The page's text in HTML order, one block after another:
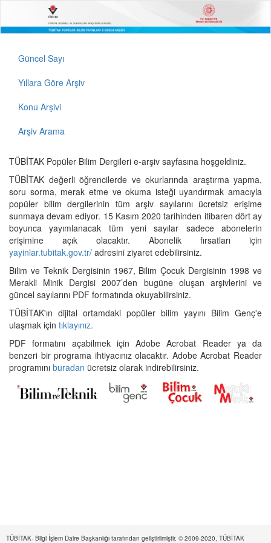
Güncel Sayı
Yıllara Göre Arşiv
Konu Arşivi
Arşiv Arama
TÜBİTAK Popüler Bilim Dergileri e-arşiv sayfasına hoşgeldiniz.
TÜBİTAK değerli öğrencilerde ve okurlarında araştırma yapma,
soru sorma, merak etme ve okuma isteği uyandırmak amacıyla
popüler bilim dergilerinin tüm arşiv sayılarını ücretsiz erişime
sunmaya devam ediyor. 15 Kasım 2020 tarihinden itibaren dört ay
boyunca yayımlanacak tüm yeni sayılar sadece abonelerin
erişimine açık olacaktır. Abonelik fırsatları için
yayinlar.tubitak.gov.tr/ adresini ziyaret edebilirsiniz.
Bilim ve Teknik Dergisinin 1967, Bilim Çocuk Dergisinin 1998 ve
Merakli Minik Dergisi 2007’den bugüne oluşan arşivlerini ve
güncel sayılarını PDF formatında okuyabilirsiniz.
TÜBİTAK'ın dijital ortamdaki popüler bilim yayını Bilim Genç'e
ulaşmak için tıklayınız.
PDF formatını açabilmek için Adobe Acrobat Reader ya da
benzeri bir programa ihtiyacınız olacaktır. Adobe Acrobat Reader
programını buradan ücretsiz olarak indirebilirsiniz.
TÜBİTAK- Bilgi İşlem Daire Başkanlığı tarafından geliştirilmiştir. © 2009-2020, TÜBİTAK